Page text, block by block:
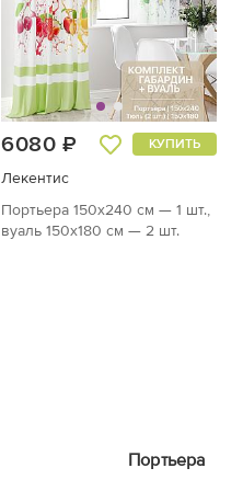
6080 ₽ КУПИТЬ
Лекентис
Портьера 150х240 см — 1 шт.,
вуаль 150х180 см — 2 шт.
Портьера